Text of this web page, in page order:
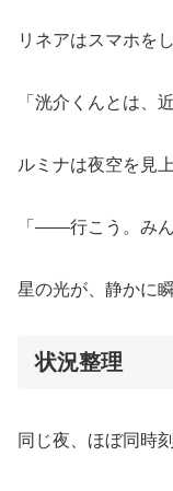
リネアはスマホを
「洸介くんとは、
ルミナは夜空を見
「――行こう。み
星の光が、静かに瞬
状況整理
同じ夜、ほぼ同時